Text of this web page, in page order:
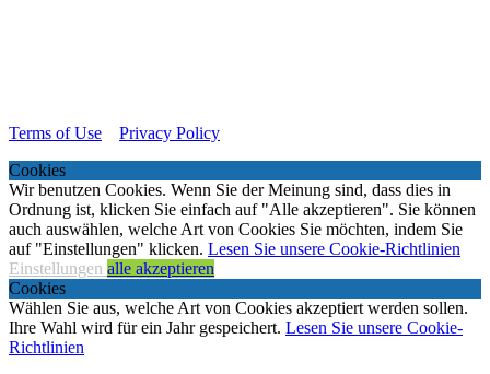
Terms of Use
Privacy Policy
Cookies
Wir benutzen Cookies. Wenn Sie der Meinung sind, dass dies in
Ordnung ist, klicken Sie einfach auf "Alle akzeptieren". Sie können
auch auswählen, welche Art von Cookies Sie möchten, indem Sie
auf "Einstellungen" klicken. Lesen Sie unsere Cookie-Richtlinien
Einstellungen alle akzeptieren
Cookies
Wählen Sie aus, welche Art von Cookies akzeptiert werden sollen.
Ihre Wahl wird für ein Jahr gespeichert. Lesen Sie unsere Cookie-
Richtlinien